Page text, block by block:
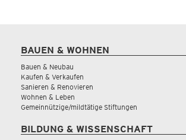
BAUEN & WOHNEN
Bauen & Neubau
Kaufen & Verkaufen
Sanieren & Renovieren
Wohnen & Leben
Gemeinnützige/mildtätige Stiftungen
BILDUNG & WISSENSCHAFT